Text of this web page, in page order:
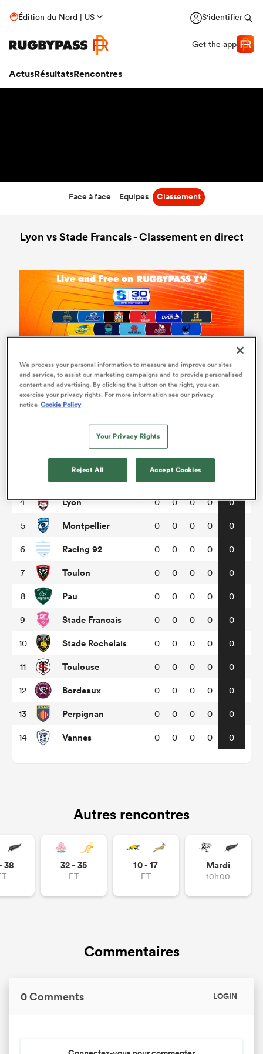
Édition du Nord | US S'identifier
Get the app
ActusRésultatsRencontres
Face à face Equipes Classement
Lyon vs Stade Francais - Classement en direct
Top 14
Clermont
Bayonne
4 Lyon 0 0 0 0 0
5 Montpellier 0 0 0 0 0
6 Racing 92 0 0 0 0 0
7 Toulon 0 0 0 0 0
8 Pau 0 0 0 0 0
9 Stade Francais 0 0 0 0 0
10 Stade Rochelais 0 0 0 0 0
11 Toulouse 0 0 0 0 0
12 Bordeaux 0 0 0 0 0
13 Perpignan 0 0 0 0 0
14 Vannes 0 0 0 0 0
Autres rencontres
38 32 - 35
FT
10 - 17
FT
Mardi
10h00
Commentaires
0 Comments LOGIN
We process your personal information to measure and improve our sites
and service, to assist our marketing campaigns and to provide personalised
content and advertising. By clicking the button on the right, you can
exercise your privacy rights. For more information see our privacy
notice Cookie Policy
Your Privacy Rights
Reject All Accept Cookies